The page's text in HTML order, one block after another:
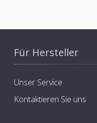
Für Hersteller
Unser Service
Kontaktieren Sie uns